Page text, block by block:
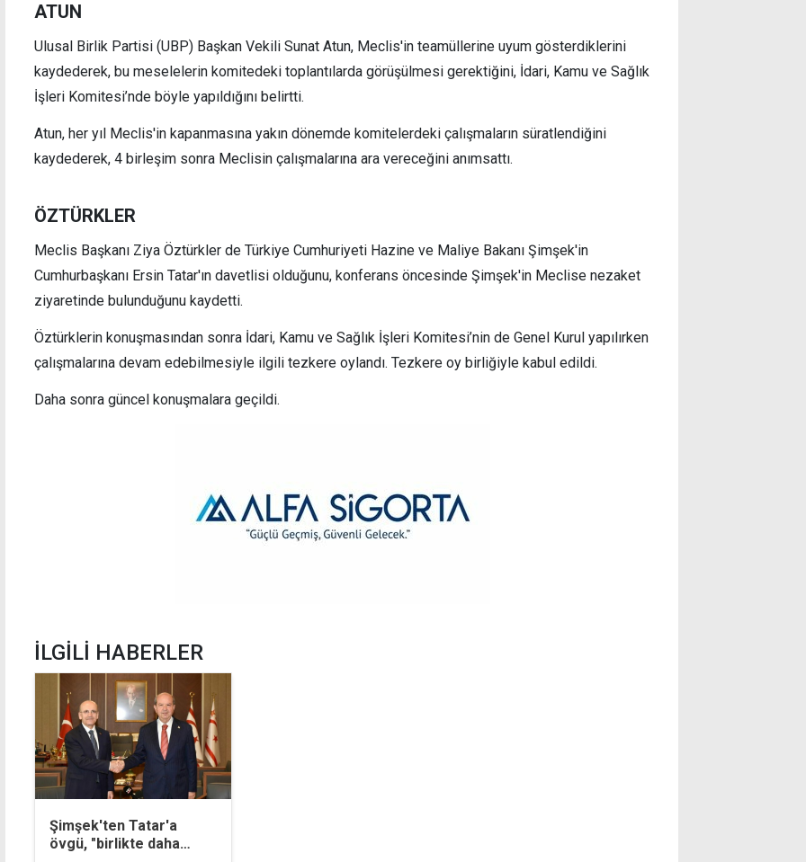
ATUN
Ulusal Birlik Partisi (UBP) Başkan Vekili Sunat Atun, Meclis'in teamüllerine uyum gösterdiklerini
kaydederek, bu meselelerin komitedeki toplantılarda görüşülmesi gerektiğini, İdari, Kamu ve Sağlık
İşleri Komitesi’nde böyle yapıldığını belirtti.
Atun, her yıl Meclis'in kapanmasına yakın dönemde komitelerdeki çalışmaların süratlendiğini
kaydederek, 4 birleşim sonra Meclisin çalışmalarına ara vereceğini anımsattı.
ÖZTÜRKLER
Meclis Başkanı Ziya Öztürkler de Türkiye Cumhuriyeti Hazine ve Maliye Bakanı Şimşek'in
Cumhurbaşkanı Ersin Tatar'ın davetlisi olduğunu, konferans öncesinde Şimşek'in Meclise nezaket
ziyaretinde bulunduğunu kaydetti.
Öztürklerin konuşmasından sonra İdari, Kamu ve Sağlık İşleri Komitesi’nin de Genel Kurul yapılırken
çalışmalarına devam edebilmesiyle ilgili tezkere oylandı. Tezkere oy birliğiyle kabul edildi.
Daha sonra güncel konuşmalara geçildi.
İLGİLİ HABERLER
Şimşek'ten Tatar'a
övgü, "birlikte daha